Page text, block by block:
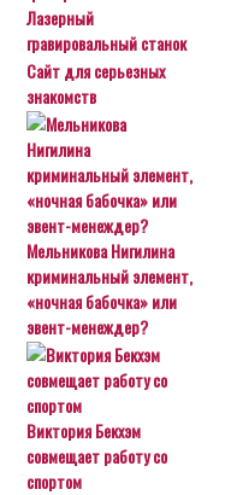
Лазерный
гравировальный станок
Сайт для серьезных
знакомств
Мельникова Нигилина
криминальный элемент,
«ночная бабочка» или
эвент-менеждер?
Виктория Бекхэм
совмещает работу со
спортом